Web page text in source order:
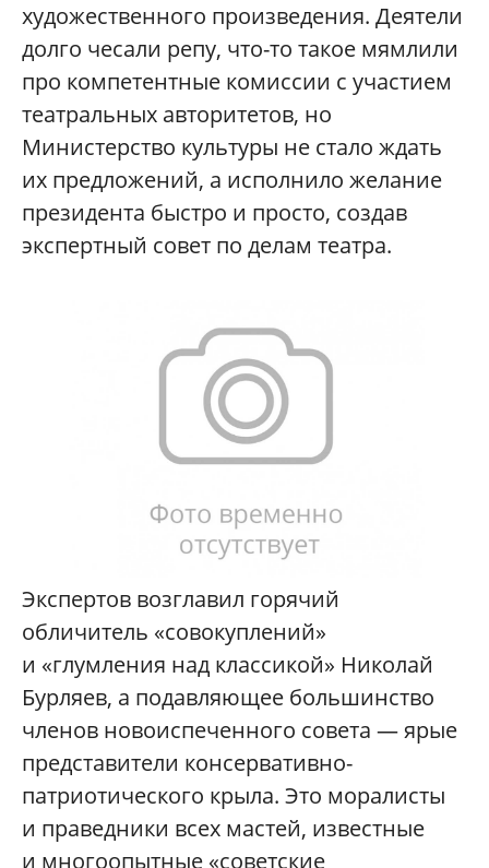
художественного произведения. Деятели
долго чесали репу, что-то такое мямлили
про компетентные комиссии с участием
театральных авторитетов, но
Министерство культуры не стало ждать
их предложений, а исполнило желание
президента быстро и просто, создав
экспертный совет по делам театра.
Экспертов возглавил горячий
обличитель «совокуплений»
и «глумления над классикой» Николай
Бурляев, а подавляющее большинство
членов новоиспеченного совета — ярые
представители консервативно-
патриотического крыла. Это моралисты
и праведники всех мастей, известные
и многоопытные «советские